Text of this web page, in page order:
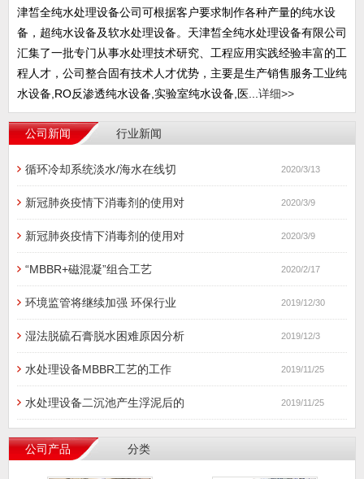
津皙全纯水处理设备公司可根据客户要求制作各种产量的纯水设
备，超纯水设备及软水处理设备。天津皙全纯水处理设备有限公司
汇集了一批专门从事水处理技术研究、工程应用实践经验丰富的工
程人才，公司整合固有技术人才优势，主要是生产销售服务工业纯
水设备,RO反渗透纯水设备,实验室纯水设备,医... 详细>>
公司新闻 行业新闻
循环冷却系统淡水/海水在线切 2020/3/13
新冠肺炎疫情下消毒剂的使用对 2020/3/9
新冠肺炎疫情下消毒剂的使用对 2020/3/9
“MBBR+磁混凝”组合工艺 2020/2/17
环境监管将继续加强 环保行业 2019/12/30
湿法脱硫石膏脱水困难原因分析 2019/12/3
水处理设备MBBR工艺的工作 2019/11/25
水处理设备二沉池产生浮泥后的 2019/11/25
公司产品 分类